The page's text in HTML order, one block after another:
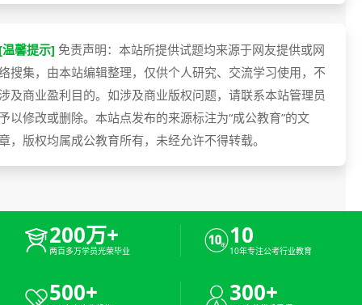
馨提示] 免责声明：本站所提供试题均来源于网友提供或网
搜集，由本站编辑整理，仅供个人研究、交流学习使用，不
及商业盈利目的。如涉及商业版权问题，请联系本站管理员
以修改或删除。本站点发布的来源标注为“成公教育”的文
，版权均属成公教育所有，未经允许不得转载。
200万+
两百多万学员光荣毕业
10
10年专注公考行业教育
500+ 300+